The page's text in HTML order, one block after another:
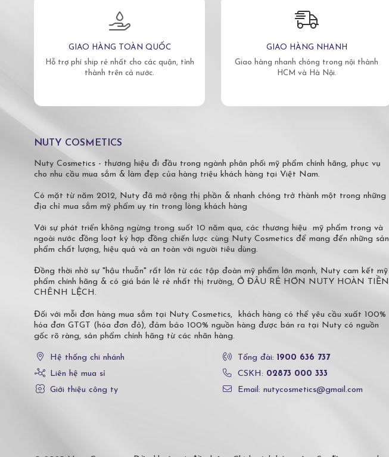
GIAO HÀNG TOÀN QUỐC
Hỗ trợ phí ship rẻ nhất cho các quận, tỉnh
thành trên cả nước.
GIAO HÀNG NHANH
Giao hàng nhanh chóng trong nội thành
HCM và Hà Nội.
NUTY COSMETICS
Nuty Cosmetics - thương hiệu đi đầu trong ngành phân phối mỹ phẩm chính hãng, phục vụ
cho nhu cầu mua sắm & làm đẹp của hàng triệu khách hàng tại Việt Nam.
Có mặt từ năm 2012, Nuty đã mở rộng thị phần & nhanh chóng trở thành một trong những
địa chỉ mua sắm mỹ phẩm uy tín trong lòng khách hàng
Với sự phát triển không ngừng trong suốt 10 năm qua, các thương hiệu mỹ phẩm trong và
ngoài nước đồng loạt ký hợp đồng chiến lược cùng Nuty Cosmetics để mang đến những sản
phẩm chất lượng, hiệu quả và an toàn với người tiêu dùng.
Đồng thời nhờ sự "hậu thuẫn" rất lớn từ các tập đoàn mỹ phẩm lớn mạnh, Nuty cam kết mỹ
phẩm chính hãng & có giá bán lẻ rẻ nhất thị trường, Ở ĐÂU RẺ HƠN NUTY HOÀN TIỀN
CHÊNH LỆCH.
Đối với mỗi đơn hàng mua sắm tại Nuty Cosmetics, khách hàng có thể yêu cầu xuất 100%
hóa đơn GTGT (hóa đơn đỏ), đảm bảo 100% nguồn hàng được bán ra tại Nuty có nguồn
gốc rõ ràng, sản phẩm chính hãng từ các nhãn hàng.
Hệ thống chi nhánh
Liên hệ mua sỉ
Giới thiệu công ty
Tổng đài: 1900 636 737
CSKH: 02873 000 333
Email: nutycosmetics@gmail.com